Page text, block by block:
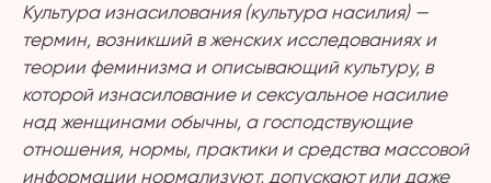
Культура изнасилования (культура насилия)—
термин, возникший в женских исследованиях и
теории феминизма и описывающий культуру, в
которой изнасилование и сексуальное насилие
над женщинами обычны, а господствующие
отношения, нормы, практики и средства массовой
информации нормализуют, допускают или даже